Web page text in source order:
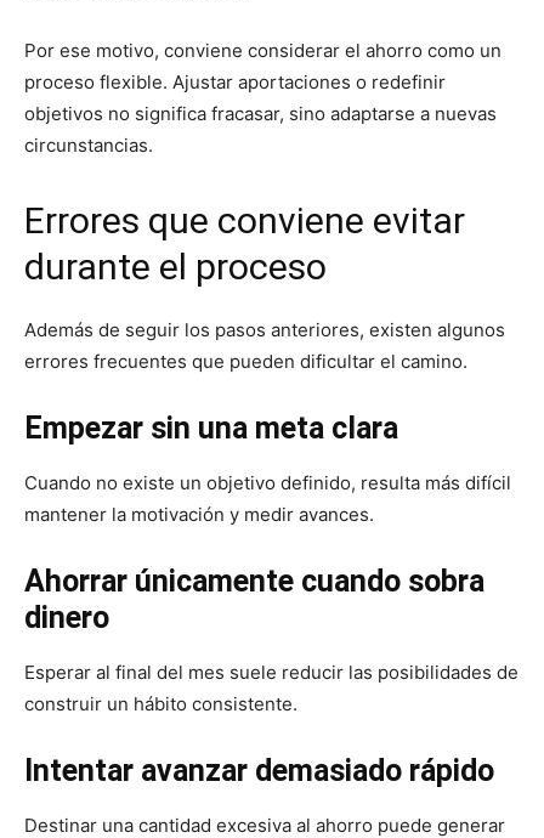
Por ese motivo, conviene considerar el ahorro como un
proceso flexible. Ajustar aportaciones o redefinir
objetivos no significa fracasar, sino adaptarse a nuevas
circunstancias.
Errores que conviene evitar
durante el proceso
Además de seguir los pasos anteriores, existen algunos
errores frecuentes que pueden dificultar el camino.
Empezar sin una meta clara
Cuando no existe un objetivo definido, resulta más difícil
mantener la motivación y medir avances.
Ahorrar únicamente cuando sobra
dinero
Esperar al final del mes suele reducir las posibilidades de
construir un hábito consistente.
Intentar avanzar demasiado rápido
Destinar una cantidad excesiva al ahorro puede generar